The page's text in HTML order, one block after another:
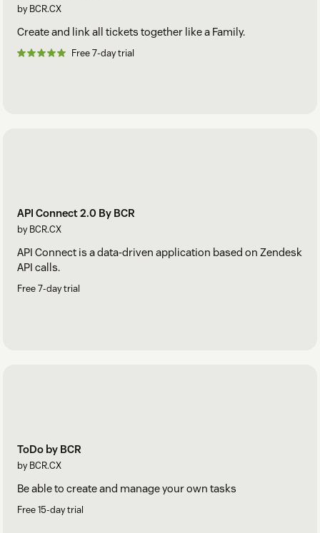
by BCR.CX
Create and link all tickets together like a Family.
Free 7-day trial
API Connect 2.0 By BCR
by BCR.CX
API Connect is a data-driven application based on Zendesk
API calls.
Free 7-day trial
ToDo by BCR
by BCR.CX
Be able to create and manage your own tasks
Free 15-day trial